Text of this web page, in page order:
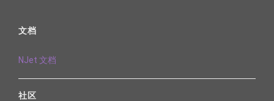
文档
NJet 文档
社区